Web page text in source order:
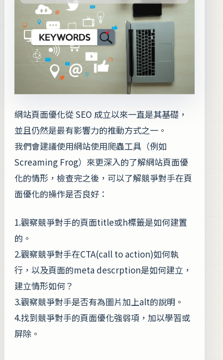
網站頁面優化從 SEO 成立以來一直是其基礎，
並且仍然是最有影響力的推動方式之一。
我們會建議使用網站使用爬蟲工具（例如
Screaming Frog）來更深入的了解網站頁面優
化的情形，檢查完之後，可以了解競爭對手在頁
面優化的操作是否良好：
1.觀察競爭對手的頁面title或h標籤是如何建置
的。
2.觀察競爭對手在CTA(call to action)如何執
行，以及頁面的meta descrption是如何建立，
建立情形如何？
3.觀察競爭對手是否有為圖片加上alt的說明。
4.找到競爭對手的頁面優化強弱項，加以學習或
屏除。